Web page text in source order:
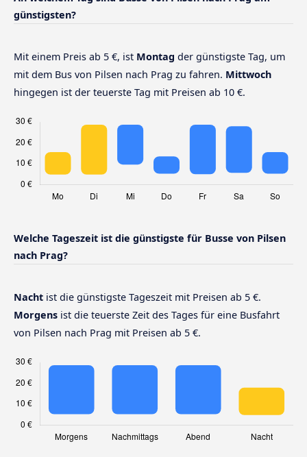
günstigsten?
Mit einem Preis ab 5 €, ist Montag der günstigste Tag, um
mit dem Bus von Pilsen nach Prag zu fahren. Mittwoch
hingegen ist der teuerste Tag mit Preisen ab 10 €.
Welche Tageszeit ist die günstigste für Busse von Pilsen
nach Prag?
Nacht ist die günstigste Tageszeit mit Preisen ab 5 €.
Morgens ist die teuerste Zeit des Tages für eine Busfahrt
von Pilsen nach Prag mit Preisen ab 5 €.